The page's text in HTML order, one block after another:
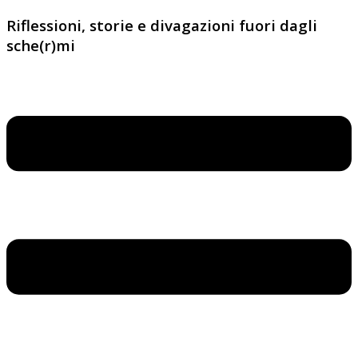
Riflessioni, storie e divagazioni fuori dagli
sche(r)mi